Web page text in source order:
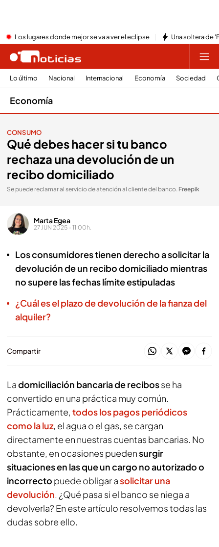
Los lugares donde mejor se va a ver el eclipse Una soltera de
Lo último Nacional Internacional Economía Sociedad
Economía
CONSUMO
Qué debes hacer si tu banco
rechaza una devolución de un
recibo domiciliado
Se puede reclamar al servicio de atención al cliente del banco. Freepik
Marta Egea
27 JUN 2025 - 11:00h.
Los consumidores tienen derecho a solicitar la
devolución de un recibo domiciliado mientras
no supere las fechas límite estipuladas
¿Cuál es el plazo de devolución de la fianza del
alquiler?
Compartir
Ladomiciliación bancaria de recibosse ha
convertido en una práctica muy común.
Prácticamente, todos los pagos periódicos
como la luz, el agua o el gas, se cargan
directamente en nuestras cuentas bancarias. No
obstante, en ocasiones puedensurgir
situaciones en las que un cargo no autorizado o
incorrecto puede obligar asolicitar una
devolución. ¿Qué pasa si el banco se niega a
devolverla? En este artículo resolvemos todas las
dudas sobre ello.